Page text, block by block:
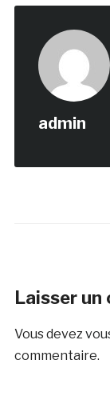
admin
Laisser
Vous devez
commentaire.